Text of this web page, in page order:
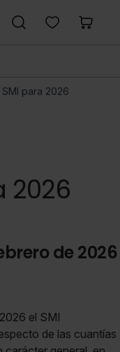
para 2026
2026
de 2026
el SMI
de las cuantías